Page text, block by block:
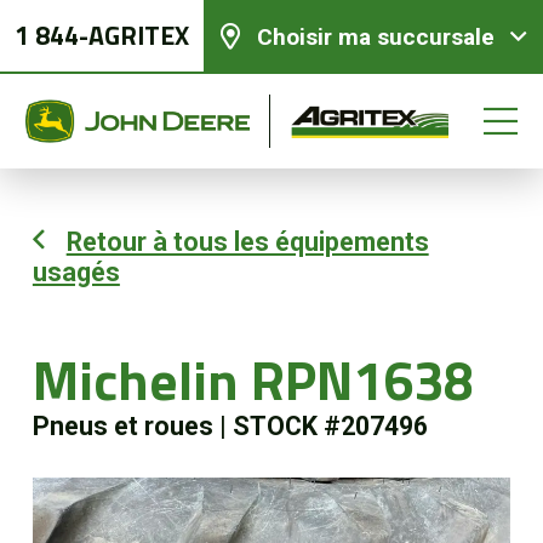
1 844-AGRITEX Choisir ma succursale
Retour à tous les équipements
usagés
Michelin RPN1638
Pneus et roues STOCK #207496
Équipements neufs
Équipements usagés
Pièces et services
Agriculture de précision